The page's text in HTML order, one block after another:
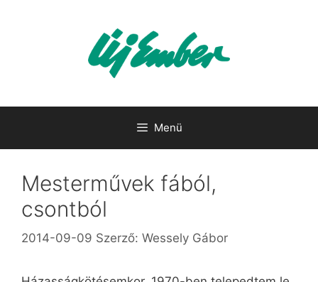
Menü
Mesterművek fából,
csontból
2014-09-09 Szerző: Wessely Gábor